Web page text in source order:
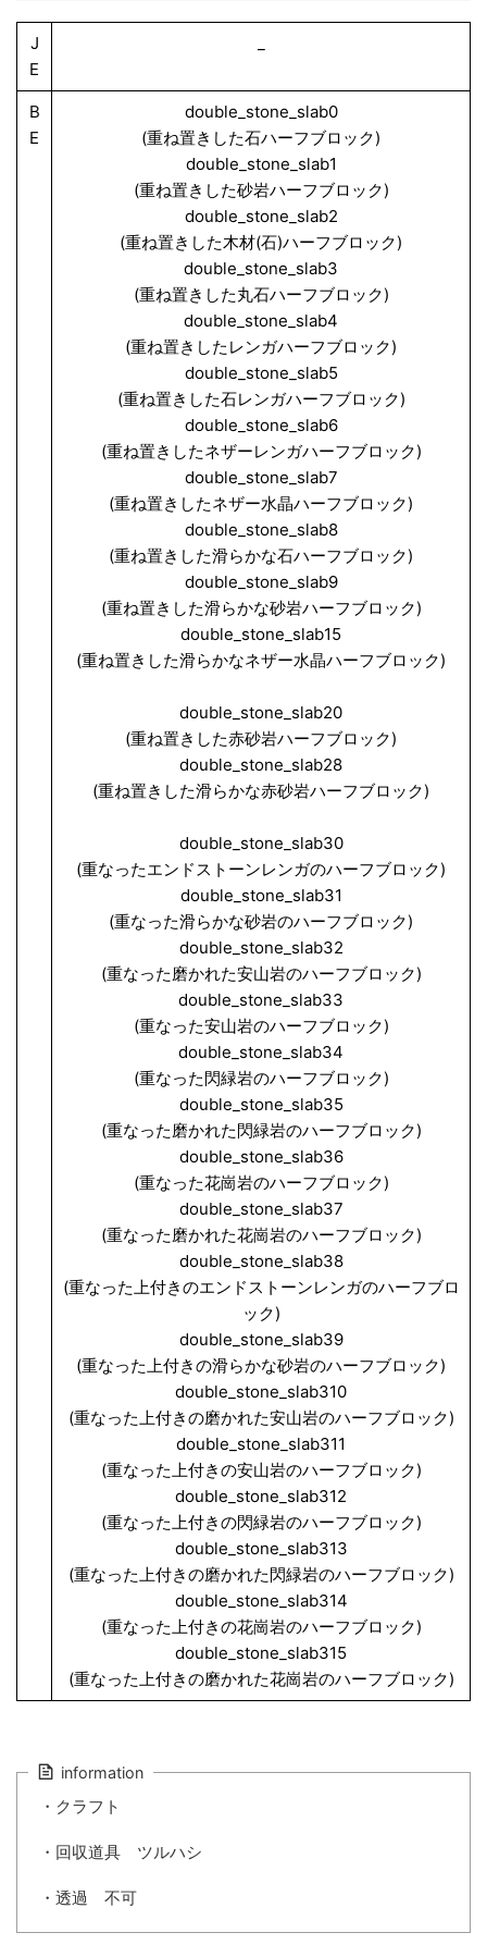
J
E
B
E
double_stone_slab0
(重ね置きした石ハーフブロック)
double_stone_slab1
(重ね置きした砂岩ハーフブロック)
double_stone_slab2
(重ね置きした木材(石)ハーフブロック)
double_stone_slab3
(重ね置きした丸石ハーフブロック)
double_stone_slab4
(重ね置きしたレンガハーフブロック)
double_stone_slab5
(重ね置きした石レンガハーフブロック)
double_stone_slab6
(重ね置きしたネザーレンガハーフブロック)
double_stone_slab7
(重ね置きしたネザー水晶ハーフブロック)
double_stone_slab8
(重ね置きした滑らかな石ハーフブロック)
double_stone_slab9
(重ね置きした滑らかな砂岩ハーフブロック)
double_stone_slab15
(重ね置きした滑らかなネザー水晶ハーフブロック)
double_stone_slab20
(重ね置きした赤砂岩ハーフブロック)
double_stone_slab28
(重ね置きした滑らかな赤砂岩ハーフブロック)
double_stone_slab30
(重なったエンドストーンレンガのハーフブロック)
double_stone_slab31
(重なった滑らかな砂岩のハーフブロック)
double_stone_slab32
(重なった磨かれた安山岩のハーフブロック)
double_stone_slab33
(重なった安山岩のハーフブロック)
double_stone_slab34
(重なった閃緑岩のハーフブロック)
double_stone_slab35
(重なった磨かれた閃緑岩のハーフブロック)
double_stone_slab36
(重なった花崗岩のハーフブロック)
double_stone_slab37
(重なった磨かれた花崗岩のハーフブロック)
double_stone_slab38
(重なった上付きのエンドストーンレンガのハーフブロ
ック)
double_stone_slab39
(重なった上付きの滑らかな砂岩のハーフブロック)
double_stone_slab310
(重なった上付きの磨かれた安山岩のハーフブロック)
double_stone_slab311
(重なった上付きの安山岩のハーフブロック)
double_stone_slab312
(重なった上付きの閃緑岩のハーフブロック)
double_stone_slab313
(重なった上付きの磨かれた閃緑岩のハーフブロック)
double_stone_slab314
(重なった上付きの花崗岩のハーフブロック)
double_stone_slab315
(重なった上付きの磨かれた花崗岩のハーフブロック)
information
・クラフト
・回収道具 ツルハシ
・透過 不可